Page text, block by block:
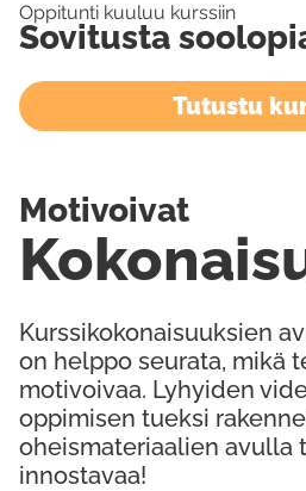
Oppitunti kuuluu kurssiin
Sovitusta
Tutustu
Kurssikokonaisuuksien
on helppo seurata, mikä
motivoivaa. Lyhyiden
oppimisen tueksi
oheismateriaalien avulla
innostavaa!
Motivoivat